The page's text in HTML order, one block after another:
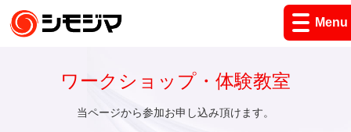
Menu
ワークショップ・体験教室
当ページから参加お申し込み頂けます。